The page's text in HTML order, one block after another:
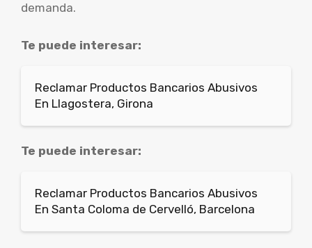
demanda.
Te puede interesar:
Reclamar Productos Bancarios Abusivos
En Llagostera, Girona
Te puede interesar:
Reclamar Productos Bancarios Abusivos
En Santa Coloma de Cervelló, Barcelona